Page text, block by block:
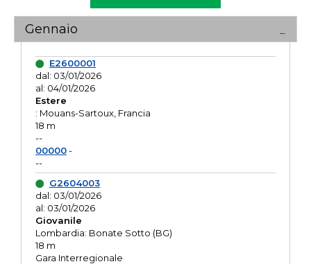
Gennaio
E2600001
dal: 03/01/2026
al: 04/01/2026
Estere
: Mouans-Sartoux, Francia
18 m
--
00000-
--
G2604003
dal: 03/01/2026
al: 03/01/2026
Giovanile
Lombardia: Bonate Sotto (BG)
18 m
Gara Interregionale